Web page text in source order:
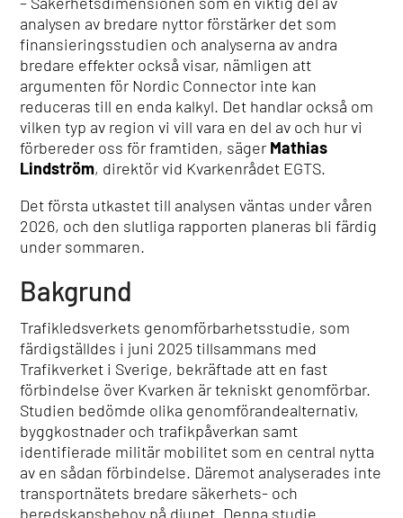
analysen av bredare nyttor förstärker det som
finansieringsstudien och analyserna av andra
bredare effekter också visar, nämligen att
argumenten för Nordic Connector inte kan
reduceras till en enda kalkyl. Det handlar också om
vilken typ av region vi vill vara en del av och hur vi
förbereder oss för framtiden, säger Mathias
Lindström, direktör vid Kvarkenrådet EGTS.
Det första utkastet till analysen väntas under våren
2026, och den slutliga rapporten planeras bli färdig
under sommaren.
Bakgrund
Trafikledsverkets genomförbarhetsstudie, som
färdigställdes i juni 2025 tillsammans med
Trafikverket i Sverige, bekräftade att en fast
förbindelse över Kvarken är tekniskt genomförbar.
Studien bedömde olika genomförandealternativ,
byggkostnader och trafikpåverkan samt
identifierade militär mobilitet som en central nytta
av en sådan förbindelse. Däremot analyserades inte
transportnätets bredare säkerhets- och
beredskapsbehov på djupet. Denna studie